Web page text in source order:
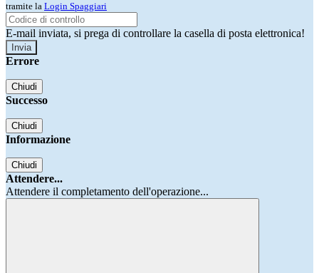
tramite la Login Spaggiari
E-mail inviata, si prega di controllare la casella di posta elettronica!
Errore
Chiudi
Successo
Chiudi
Informazione
Chiudi
Attendere...
Attendere il completamento dell'operazione...